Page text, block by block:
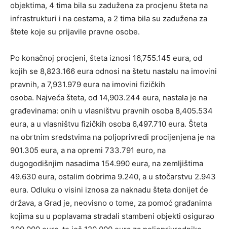
objektima, 4 tima bila su zadužena za procjenu šteta na
infrastrukturi i na cestama, a 2 tima bila su zadužena za
štete koje su prijavile pravne osobe.
Po konačnoj procjeni, šteta iznosi 16,755.145 eura, od
kojih se 8,823.166 eura odnosi na štetu nastalu na imovini
pravnih, a 7,931.979 eura na imovini fizičkih
osoba. Najveća šteta, od 14,903.244 eura, nastala je na
građevinama: onih u vlasništvu pravnih osoba 8,405.534
eura, a u vlasništvu fizičkih osoba 6,497.710 eura. Šteta
na obrtnim sredstvima na poljoprivredi procijenjena je na
901.305 eura, a na opremi 733.791 euro, na
dugogodišnjim nasadima 154.990 eura, na zemljištima
49.630 eura, ostalim dobrima 9.240, a u stočarstvu 2.943
eura. Odluku o visini iznosa za naknadu šteta donijet će
država, a Grad je, neovisno o tome, za pomoć građanima
kojima su u poplavama stradali stambeni objekti osigurao